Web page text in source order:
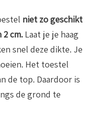
niet zo geschikt
cm. Laat je je haag
snel deze dikte. Je
Het toestel
de top. Daardoor is
de grond te